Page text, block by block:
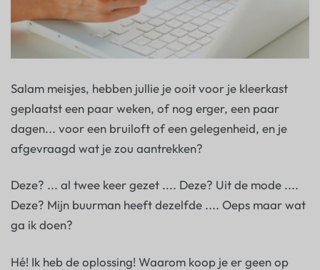
Salam meisjes, hebben jullie je ooit voor je kleerkast
geplaatst een paar weken, of nog erger, een paar
dagen... voor een bruiloft of een gelegenheid, en je
afgevraagd wat je zou aantrekken?
Deze? ... al twee keer gezet .... Deze? Uit de mode ....
Deze? Mijn buurman heeft dezelfde .... Oeps maar wat
ga ik doen?
Hé! Ik heb de oplossing! Waarom koop je er geen op